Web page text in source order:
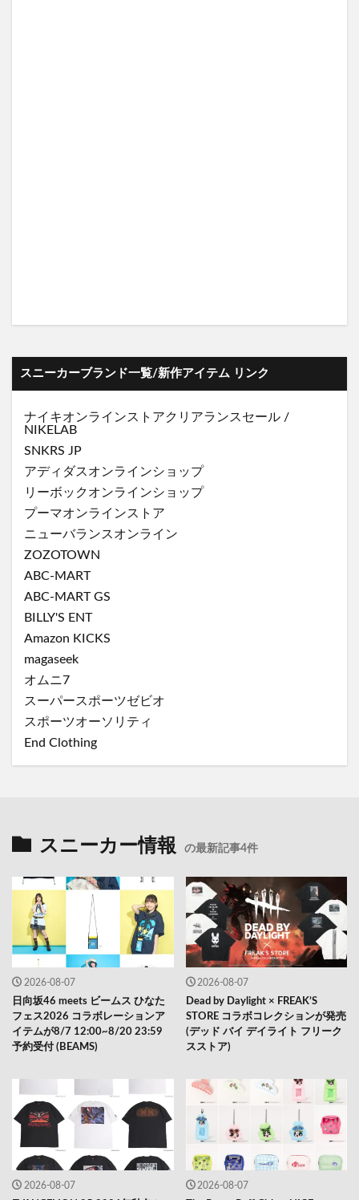
スニーカーブランド一覧/新作アイテム リンク
ナイキオンラインストアクリアランスセール /
NIKELAB
SNKRS JP
アディダスオンラインショップ
リーボックオンラインショップ
プーマオンラインストア
ニューバランスオンライン
ZOZOTOWN
ABC-MART
ABC-MART GS
BILLY'S ENT
Amazon KICKS
magaseek
オムニ7
スーパースポーツゼビオ
スポーツオーソリティ
End Clothing
スニーカー情報 の最新記事4件
2026-08-07
日向坂46 meets ビームス ひなた
フェス2026 コラボレーションア
イテムが8/7 12:00~8/20 23:59
予約受付 (BEAMS)
2026-08-07
Dead by Daylight × FREAK’S
STORE コラボコレクションが発売
(デッド バイ デイライト フリーク
スストア)
2026-08-07 2026-08-07